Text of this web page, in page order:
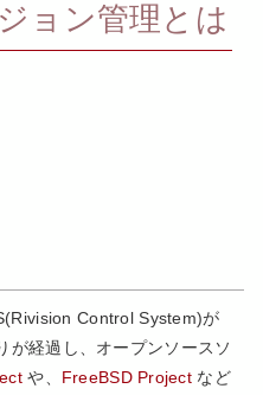
ョン管理とは
Control System)が
が経過し、オープンソースソ
や、 FreeBSD Project など